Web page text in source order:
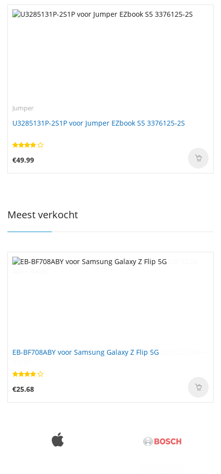
Jumper
U3285131P-2S1P voor Jumper EZbook S5 3376125-2S
€49.99
Meest verkocht
EB-BF708ABY voor Samsung Galaxy Z Flip 5G
€25.68